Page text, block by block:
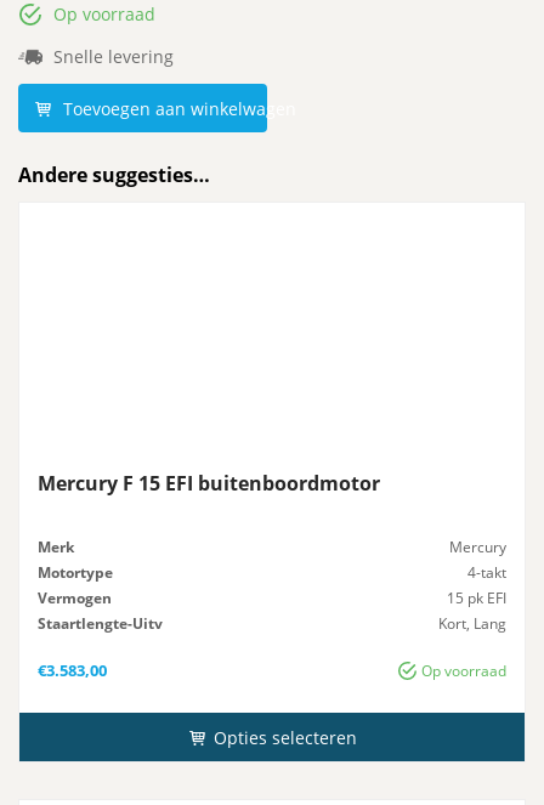
Op voorraad
Snelle levering
Toevoegen aan winkelwagen
Andere suggesties…
Mercury F 15 EFI buitenboordmotor
Merk
Mercury
Motortype
4-takt
Vermogen
15 pk EFI
Staartlengte-Uitv
Kort, Lang
Op voorraad
€3.583,00
Opties selecteren